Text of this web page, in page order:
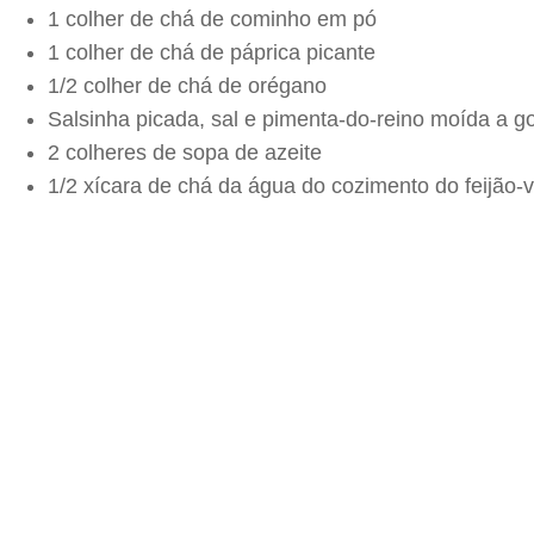
1 colher de chá de cominho em pó
1 colher de chá de páprica picante
1/2 colher de chá de orégano
Salsinha picada, sal e pimenta-do-reino moída a
2 colheres de sopa de azeite
1/2 xícara de chá da água do cozimento do feijão-